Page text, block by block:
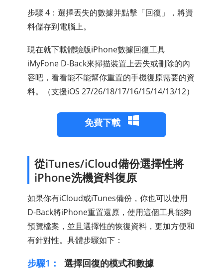
步驟 4：選擇丟失的數據并點擊「回復」，將資
料儲存到電腦上。
現在就下載體驗版iPhone數據回復工具
iMyFone D-Back來掃描裝置上丟失或刪除的內
容吧，看看能不能幫你重置的手機復原需要的資
料。（支援iOS 27/26/18/17/16/15/14/13/12）
免費下載
從iTunes/iCloud備份選擇性將
iPhone洗機資料復原
如果你有iCloud或iTunes備份，你也可以使用
D-Back將iPhone重置還原，使用這個工具能夠
預覽檔案，並且選擇性的恢復資料，更加方便和
有針對性。具體步驟如下：
步驟1： 選擇回復的模式和數據